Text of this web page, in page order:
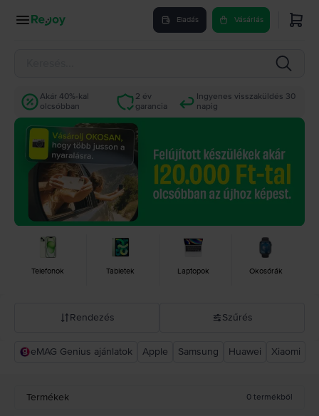
Eladás Vásárlás
Akár 40%-kal
olcsóbban
2 év
garancia
Ingyenes visszaküldés 30
napig
Telefonok Tabletek Laptopok Okosórák
Rendezés
Rejoy ajánlás
Szűrés
eMAG Genius ajánlatok Apple Samsung Huawei Xiaomi
Termékek 0 termékből